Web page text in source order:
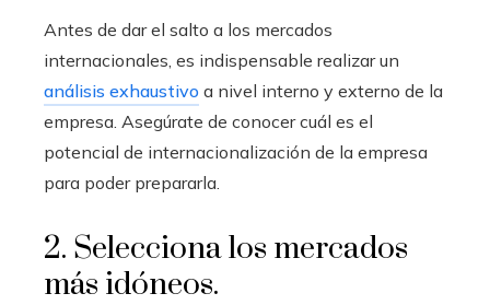
Antes de dar el salto a los mercados
internacionales, es indispensable realizar un
análisis exhaustivo a nivel interno y externo de la
empresa. Asegúrate de conocer cuál es el
potencial de internacionalización de la empresa
para poder prepararla.
2. Selecciona los mercados
más idóneos.